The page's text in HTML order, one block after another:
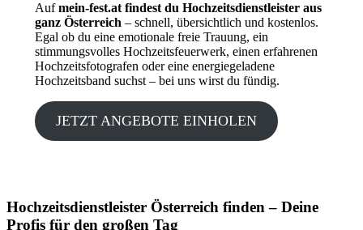
Aufmein-fest.at findest du Hochzeitsdienstleister aus
ganz Österreich– schnell, übersichtlich und kostenlos.
Egal ob du eine emotionale freie Trauung, ein
stimmungsvolles Hochzeitsfeuerwerk, einen erfahrenen
Hochzeitsfotografen oder eine energiegeladene
Hochzeitsband suchst – bei uns wirst du fündig.
JETZT ANGEBOTE EINHOLEN
Hochzeitsdienstleister Österreich finden – Deine
Profis für den großen Tag